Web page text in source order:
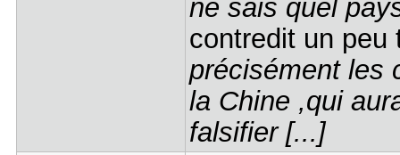
ne sais quel
contredit un
précisément les
la Chine ,qui
falsifier [...]